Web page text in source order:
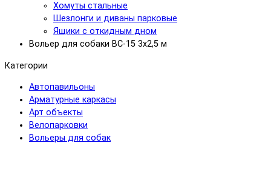
Хомуты стальные
Шезлонги и диваны парковые
Ящики с откидным дном
Вольер для собаки ВС-15 3х2,5 м
Категории
Автопавильоны
Арматурные каркасы
Арт объекты
Велопарковки
Вольеры для собак